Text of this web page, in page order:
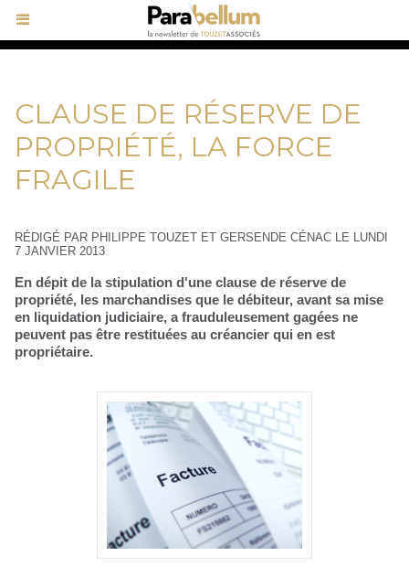
CLAUSE DE RÉSERVE DE
PROPRIÉTÉ, LA FORCE
FRAGILE
RÉDIGÉ PAR PHILIPPE TOUZET ET GERSENDE CÉNAC LE LUNDI
7 JANVIER 2013
En dépit de la stipulation d'une clause de réserve de
propriété, les marchandises que le débiteur, avant sa mise
en liquidation judiciaire, a frauduleusement gagées ne
peuvent pas être restituées au créancier qui en est
propriétaire.